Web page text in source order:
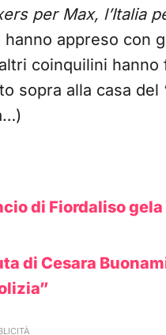
per Max, l’Italia
appreso con
coinquilini hanno
sopra alla casa del
di Fiordaliso
di Cesara